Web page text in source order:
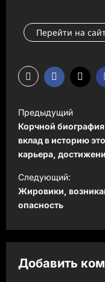
Перейти на
а
в
и
г
а
я
з
Предыдущий
Корчной
вклад в историю
карьера,
Следующий:
Жировики,
опасность
Добавить